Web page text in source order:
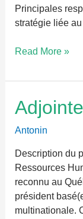
Principales
stratégie liée au
Read More »
Antonin
Description du
Ressources
reconnu au
président
multinationale.
Adjointe
au
président